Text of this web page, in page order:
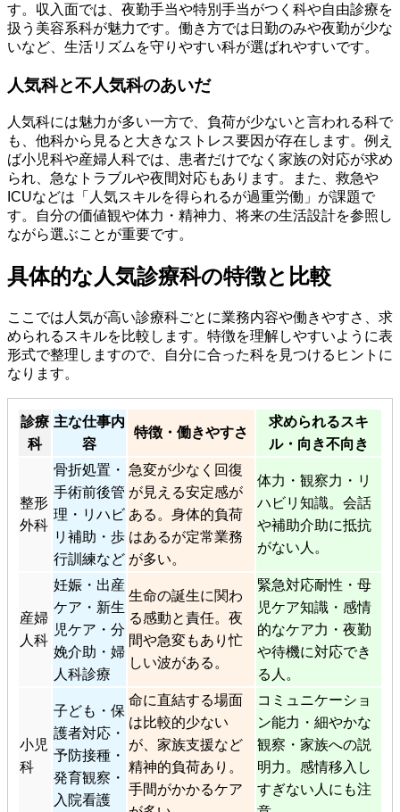
す。収入面では、夜勤手当や特別手当がつく科や自由診療を
扱う美容系科が魅力です。働き方では日勤のみや夜勤が少な
いなど、生活リズムを守りやすい科が選ばれやすいです。
人気科と不人気科のあいだ
人気科には魅力が多い一方で、負荷が少ないと言われる科で
も、他科から見ると大きなストレス要因が存在します。例え
ば小児科や産婦人科では、患者だけでなく家族の対応が求め
られ、急なトラブルや夜間対応もあります。また、救急や
ICUなどは「人気スキルを得られるが過重労働」が課題で
す。自分の価値観や体力・精神力、将来の生活設計を参照し
ながら選ぶことが重要です。
具体的な人気診療科の特徴と比較
ここでは人気が高い診療科ごとに業務内容や働きやすさ、求
められるスキルを比較します。特徴を理解しやすいように表
形式で整理しますので、自分に合った科を見つけるヒントに
なります。
診療
科
主な仕事内
容
特徴・働きやすさ
求められるスキ
ル・向き不向き
整形
外科
骨折処置・
手術前後管
理・リハビ
リ補助・歩
行訓練など
急変が少なく回復
が見える安定感が
ある。身体的負荷
はあるが定常業務
が多い。
体力・観察力・リ
ハビリ知識。会話
や補助介助に抵抗
がない人。
産婦
人科
妊娠・出産
ケア・新生
児ケア・分
娩介助・婦
人科診療
生命の誕生に関わ
る感動と責任。夜
間や急変もあり忙
しい波がある。
緊急対応耐性・母
児ケア知識・感情
的なケア力・夜勤
や待機に対応でき
る人。
小児
科
子ども・保
護者対応・
予防接種・
発育観察・
入院看護
命に直結する場面
は比較的少ない
が、家族支援など
精神的負荷あり。
手間がかかるケア
コミュニケーショ
ン能力・細やかな
観察・家族への説
明力。感情移入し
すぎない人にも注